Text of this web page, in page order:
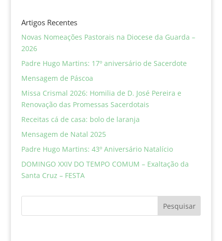
Artigos Recentes
Novas Nomeações Pastorais na Diocese da Guarda –
2026
Padre Hugo Martins: 17º aniversário de Sacerdote
Mensagem de Páscoa
Missa Crismal 2026: Homilia de D. José Pereira e
Renovação das Promessas Sacerdotais
Receitas cá de casa: bolo de laranja
Mensagem de Natal 2025
Padre Hugo Martins: 43º Aniversário Natalício
DOMINGO XXIV DO TEMPO COMUM – Exaltação da
Santa Cruz – FESTA
Pesquisar